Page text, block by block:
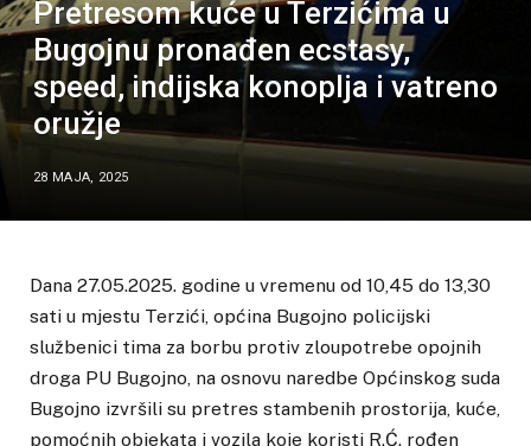
Pretresom kuće u Terzićima u
Bugojnu pronađen ecstasy,
speed, indijska konoplja i vatreno
oružje
28 MAJA, 2025
Dana 27.05.2025. godine u vremenu od 10,45 do 13,30
sati u mjestu Terzići, općina Bugojno policijski
službenici tima za borbu protiv zloupotrebe opojnih
droga PU Bugojno, na osnovu naredbe Općinskog suda
Bugojno izvršili su pretres stambenih prostorija, kuće,
pomoćnih objekata i vozila koje koristi R.Ć. rođen